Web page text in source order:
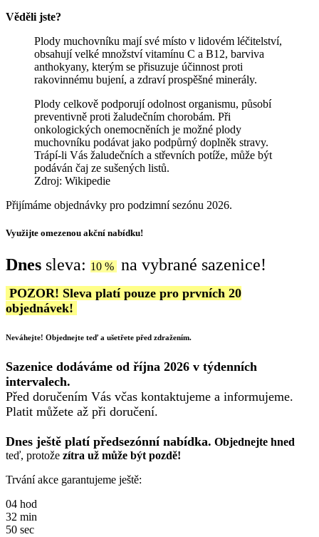
Věděli jste?
Plody muchovníku mají své místo v lidovém léčitelství,
obsahují velké množství vitamínu C a B12, barviva
anthokyany, kterým se přisuzuje účinnost proti
rakovinnému bujení, a zdraví prospěšné minerály.
Plody celkově podporují odolnost organismu, působí
preventivně proti žaludečním chorobám. Při
onkologických onemocněních je možné plody
muchovníku podávat jako podpůrný doplněk stravy.
Trápí-li Vás žaludečních a střevních potíže, může být
podáván čaj ze sušených listů.
Zdroj: Wikipedie
Přijímáme objednávky pro podzimní sezónu 2026.
Využijte omezenou akční nabídku!
Dnes sleva: 10 % na vybrané sazenice!
POZOR! Sleva platí pouze pro prvních 20
objednávek!
Neváhejte! Objednejte teď a ušetřete před zdražením.
Sazenice dodáváme od října 2026 v týdenních
intervalech.
Před doručením Vás včas kontaktujeme a informujeme.
Platit můžete až při doručení.
Dnes ještě platí předsezónní nabídka. Objednejte hned
teď, protože zítra už může být pozdě!
Trvání akce garantujeme ještě:
04 hod
32 min
49 sec